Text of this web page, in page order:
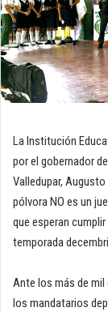
La Institución
por el gobernador
Valledupar, Augusto
pólvora NO es un
que esperan
temporada
Ante los más de
los mandatarios